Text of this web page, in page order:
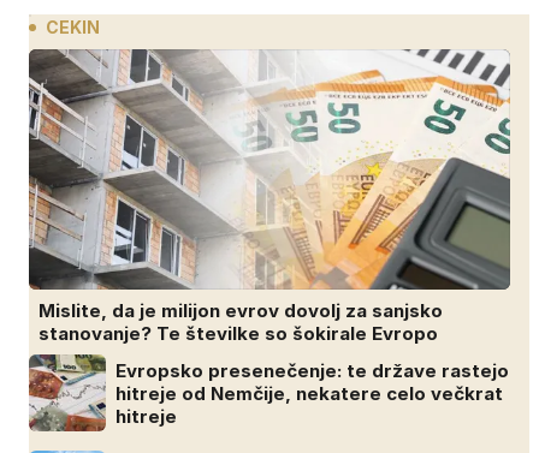
CEKIN
Mislite, da je milijon evrov dovolj za sanjsko
stanovanje? Te številke so šokirale Evropo
Evropsko presenečenje: te države rastejo
hitreje od Nemčije, nekatere celo večkrat
hitreje